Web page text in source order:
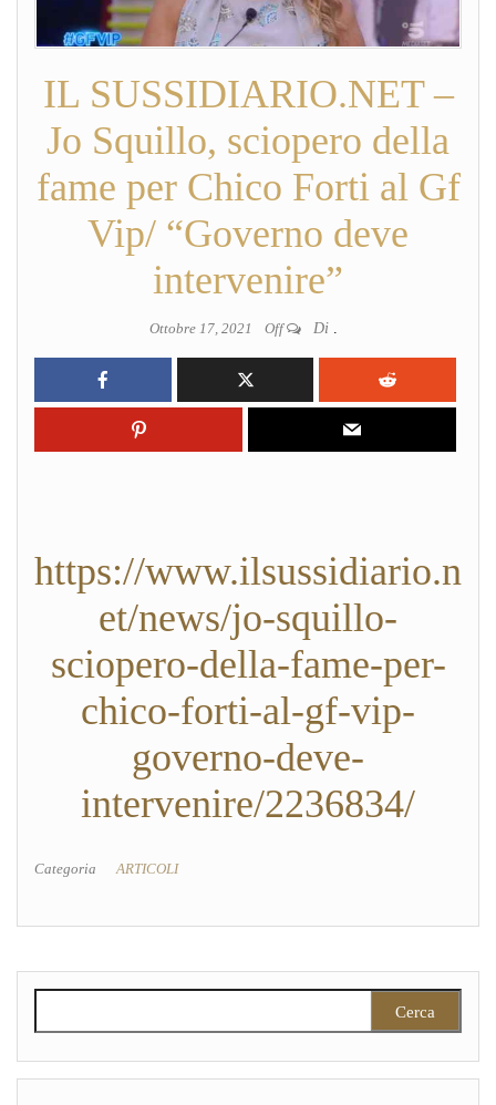
IL SUSSIDIARIO.NET –
Jo Squillo, sciopero della
fame per Chico Forti al Gf
Vip/ “Governo deve
intervenire”
Ottobre 17, 2021 Off Di .
https://www.ilsussidiario.n
et/news/jo-squillo-
sciopero-della-fame-per-
chico-forti-al-gf-vip-
governo-deve-
intervenire/2236834/
Categoria ARTICOLI